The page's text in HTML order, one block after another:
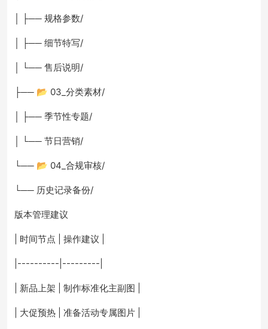
│ ├── 规格参数/
│ ├── 细节特写/
│ └── 售后说明/
├── 📂 03_分类素材/
│ ├── 季节性专题/
│ └── 节日营销/
└── 📂 04_合规审核/
└── 历史记录备份/
版本管理建议
| 时间节点 | 操作建议 |
|----------|---------|
| 新品上架 | 制作标准化主副图 |
| 大促预热 | 准备活动专属图片 |